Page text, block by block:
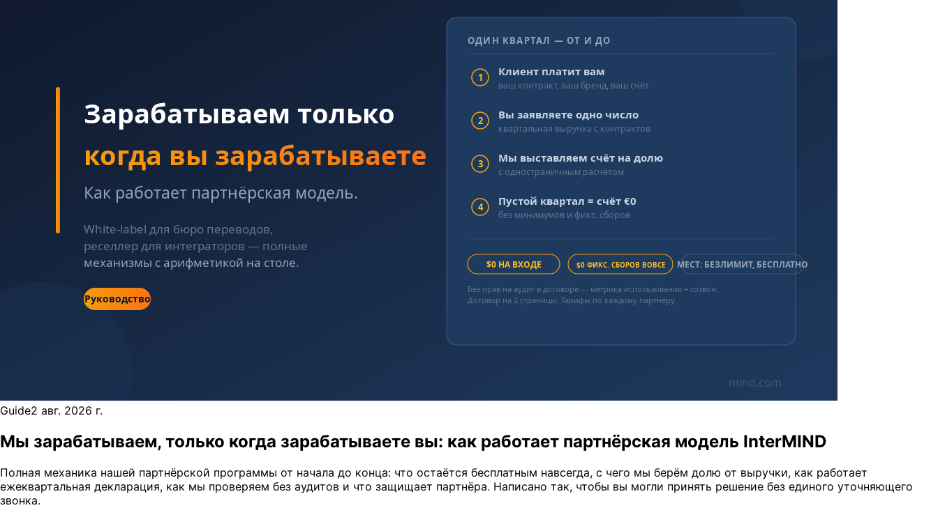
Guide2 авг. 2026 г.
Мы зарабатываем, только когда зарабатываете вы: как работает партнёрская модель InterMIND
Полная механика нашей партнёрской программы от начала до конца: что остаётся бесплатным навсегда, с чего мы берём долю от выручки, как работает
ежеквартальная декларация, как мы проверяем без аудитов и что защищает партнёра. Написано так, чтобы вы могли принять решение без единого уточняющего
звонка.